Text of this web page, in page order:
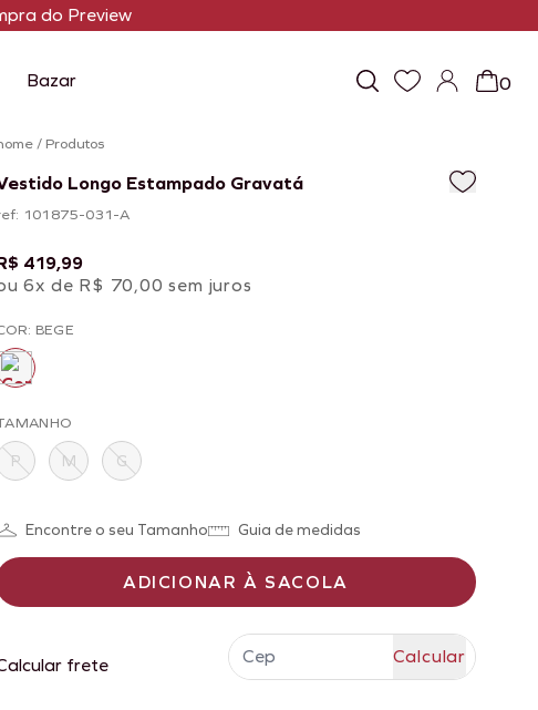
do Preview
Bazar 0
/ Produtos
Longo Estampado Gravatá
101875-031-A
419,99
6x de R$ 70,00 sem juros
BEGE
P M G
Encontre o seu Tamanho Guia de medidas
ADICIONAR À SACOLA
frete